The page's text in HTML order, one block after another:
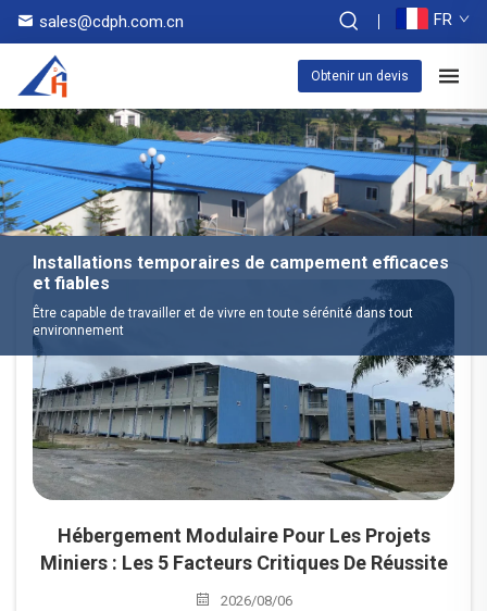
sales@cdph.com.cn FR
Obtenir un devis
Installations temporaires de campement efficaces
et fiables
Être capable de travailler et de vivre en toute sérénité dans tout
environnement
Hébergement Modulaire Pour Les Projets
Miniers : Les 5 Facteurs Critiques De Réussite
2026/08/06